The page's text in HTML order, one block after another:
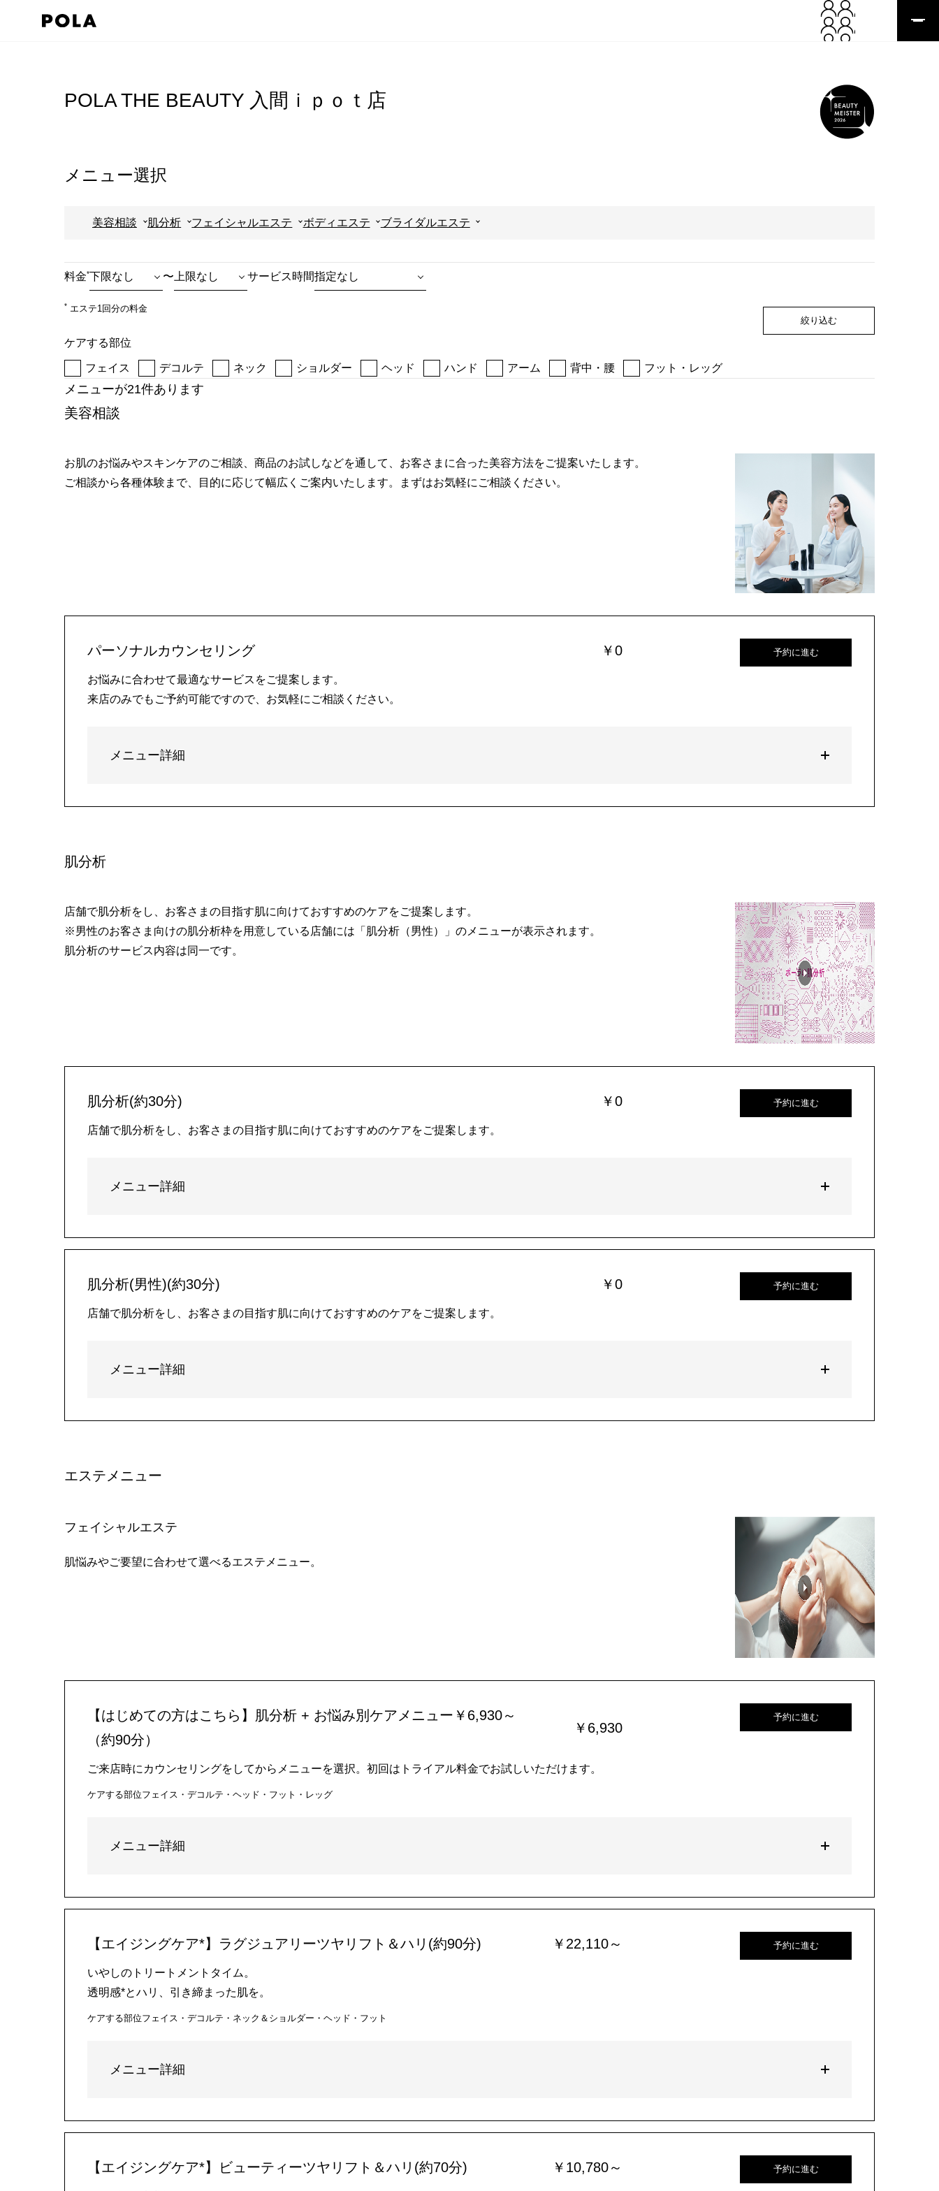
POLA THE BEAUTY 入間ｉｐｏｔ店
メニュー選択
美容相談 肌分析 フェイシャルエステ ボディエステ ブライダルエステ
料金* 〜 サービス時間
* エステ1回分の料金
ケアする部位
フェイス デコルテ ネック ショルダー ヘッド ハンド アーム 背中・腰 フット・レッグ
絞り込む
メニューが21件あります
美容相談
お肌のお悩みやスキンケアのご相談、商品のお試しなどを通して、お客さまに合った美容方法をご提案いたします。
ご相談から各種体験まで、目的に応じて幅広くご案内いたします。まずはお気軽にご相談ください。
パーソナルカウンセリング ￥0
お悩みに合わせて最適なサービスをご提案します。
来店のみでもご予約可能ですので、お気軽にご相談ください。
予約に進む
メニュー詳細
肌分析
店舗で肌分析をし、お客さまの目指す肌に向けておすすめのケアをご提案します。
※男性のお客さま向けの肌分析枠を用意している店舗には「肌分析（男性）」のメニューが表示されます。
肌分析のサービス内容は同一です。
肌分析(約30分) ￥0
店舗で肌分析をし、お客さまの目指す肌に向けておすすめのケアをご提案します。
予約に進む
メニュー詳細
肌分析(男性)(約30分) ￥0
店舗で肌分析をし、お客さまの目指す肌に向けておすすめのケアをご提案します。
予約に進む
メニュー詳細
エステメニュー
フェイシャルエステ
肌悩みやご要望に合わせて選べるエステメニュー。
【はじめての方はこちら】肌分析 + お悩み別ケアメニュー￥6,930～
（約90分）
￥6,930
ご来店時にカウンセリングをしてからメニューを選択。初回はトライアル料金でお試しいただけます。
ケアする部位フェイス・デコルテ・ヘッド・フット・レッグ
予約に進む
メニュー詳細
【エイジングケア*】ラグジュアリーツヤリフト＆ハリ(約90分) ￥22,110～
いやしのトリートメントタイム。
透明感*とハリ、引き締まった肌を。
ケアする部位フェイス・デコルテ・ネック＆ショルダー・ヘッド・フット
予約に進む
メニュー詳細
【エイジングケア*】ビューティーツヤリフト＆ハリ(約70分) ￥10,780～ 予約に進む